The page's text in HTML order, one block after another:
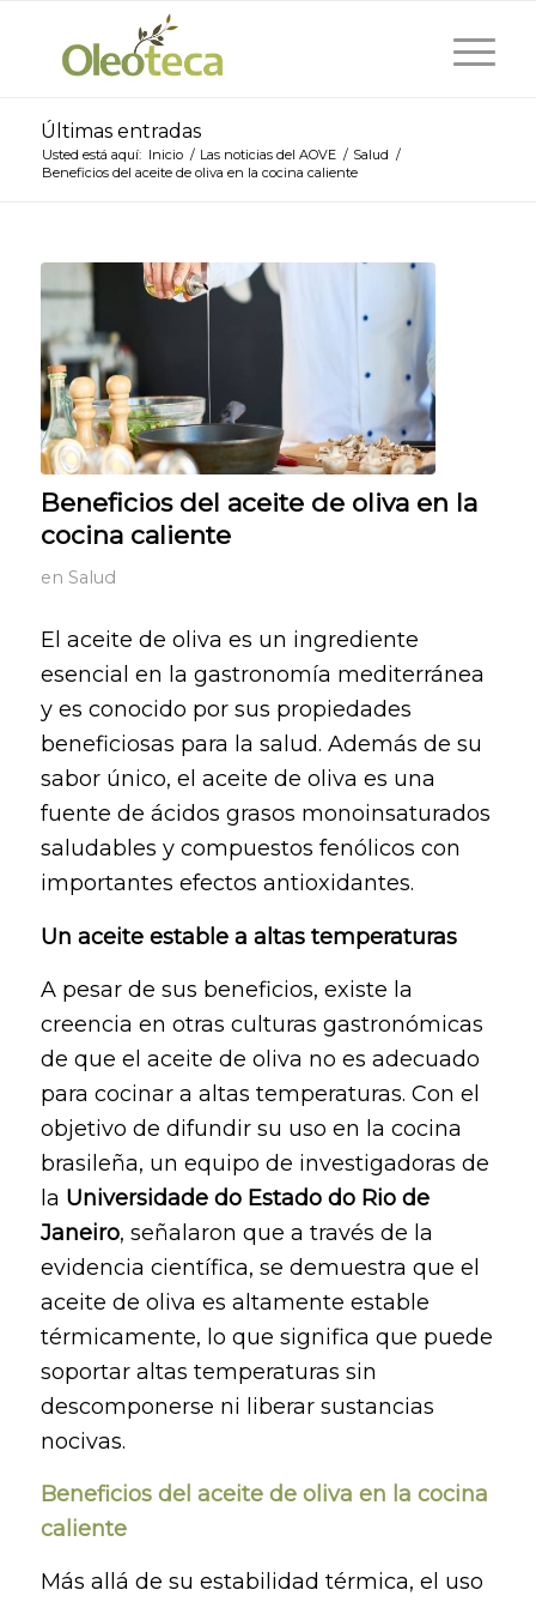
Últimas entradas
Usted está aquí: Inicio / Las noticias del AOVE / Salud /
Beneficios del aceite de oliva en la cocina caliente
Beneficios del aceite de oliva en la
cocina caliente
en Salud
El aceite de oliva es un ingrediente
esencial en la gastronomía mediterránea
y es conocido por sus propiedades
beneficiosas para la salud. Además de su
sabor único, el aceite de oliva es una
fuente de ácidos grasos monoinsaturados
saludables y compuestos fenólicos con
importantes efectos antioxidantes.
Un aceite estable a altas temperaturas
A pesar de sus beneficios, existe la
creencia en otras culturas gastronómicas
de que el aceite de oliva no es adecuado
para cocinar a altas temperaturas. Con el
objetivo de difundir su uso en la cocina
brasileña, un equipo de investigadoras de
la Universidade do Estado do Rio de
Janeiro, señalaron que a través de la
evidencia científica, se demuestra que el
aceite de oliva es altamente estable
térmicamente, lo que significa que puede
soportar altas temperaturas sin
descomponerse ni liberar sustancias
nocivas.
Beneficios del aceite de oliva en la cocina
caliente
Más allá de su estabilidad térmica, el uso